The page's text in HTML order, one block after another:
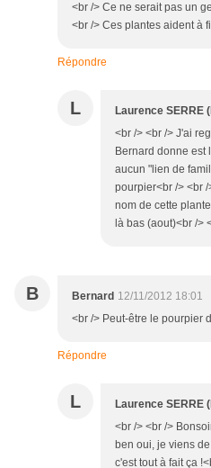
<br /> Ce ne serait pas un
<br /> Ces plantes aident à
Répondre
L Laurence SERRE
<br /> <br /> J'ai
Bernard donne est
aucun "lien de
pourpier<br /> <br
nom de cette
là bas (aout)<br />
B Bernard 12/11/2012 18:01
<br /> Peut-être le pourpier
Répondre
L Laurence SERRE
<br /> <br />
ben oui, je viens
c'est tout à fait ça